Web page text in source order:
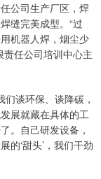
公司生产厂区，焊
缝完美成型。“过
机器人焊，烟尘少
责任公司培训中心主
谈环保、谈降碳，
展就藏在具体的工
。自己研发设备，
的‘甜头’，我们干劲